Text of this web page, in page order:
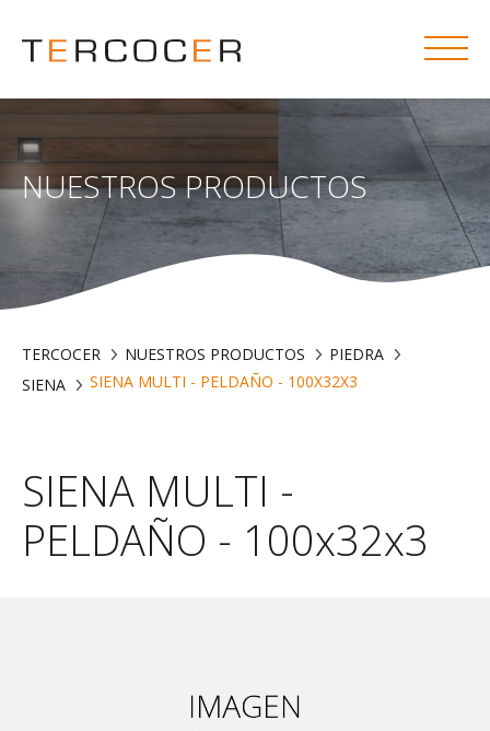
NUESTROS PRODUCTOS
TERCOCER NUESTROS PRODUCTOS
PIEDRA
SIENA
SIENA MULTI - PELDAÑO - 100X32X3
SIENA MULTI -
PELDAÑO - 100x32x3